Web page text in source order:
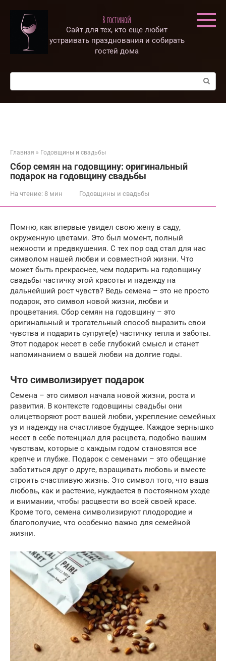
контенту
В гостиной
Сайт для тех, кто еще любит
устраивать празднования и собирать
гостей дома
Поиск:
Главная » Годовщины и свадьбы
Сбор семян на годовщину: оригинальный
подарок на годовщину свадьбы
На чтение: 8 мин Годовщины и свадьбы
Помню, как впервые увидел свою жену в саду,
окруженную цветами. Это был момент, полный
нежности и предвкушения. С тех пор сад стал для нас
символом нашей любви и совместной жизни. Что
может быть прекраснее, чем подарить на годовщину
свадьбы частичку этой красоты и надежду на
дальнейший рост чувств? Ведь семена – это не просто
подарок, это символ новой жизни, любви и
процветания. Сбор семян на годовщину – это
оригинальный и трогательный способ выразить свои
чувства и подарить супруге(е) частичку тепла и заботы.
Этот подарок несет в себе глубокий смысл и станет
напоминанием о вашей любви на долгие годы.
Что символизирует подарок
Семена – это символ начала новой жизни, роста и
развития. В контексте годовщины свадьбы они
олицетворяют рост вашей любви, укрепление семейных
уз и надежду на счастливое будущее. Каждое зернышко
несет в себе потенциал для расцвета, подобно вашим
чувствам, которые с каждым годом становятся все
крепче и глубже. Подарок с семенами – это обещание
заботиться друг о друге, взращивать любовь и вместе
строить счастливую жизнь. Это символ того, что ваша
любовь, как и растение, нуждается в постоянном уходе
и внимании, чтобы расцвести во всей своей красе.
Кроме того, семена символизируют плодородие и
благополучие, что особенно важно для семейной
жизни.